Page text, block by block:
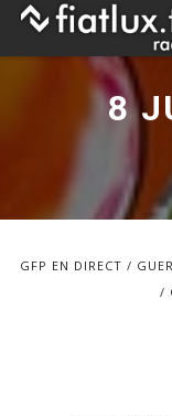
Skip
8
GFP EN DIRECT